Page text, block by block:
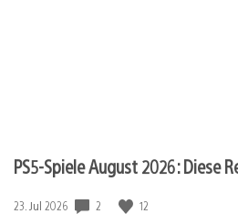
PS5-Spiele August 2026: Diese
Veröffentlichungsdatum:
23. Jul 2026 2 12